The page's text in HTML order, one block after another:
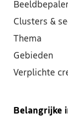
Clusters &
Thema
Gebieden
Verplichte
Belangrijke